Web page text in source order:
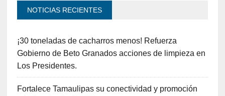
NOTICIAS RECIENTES
¡30 toneladas de cacharros menos! Refuerza
Gobierno de Beto Granados acciones de limpieza en
Los Presidentes.
Fortalece Tamaulipas su conectividad y promoción